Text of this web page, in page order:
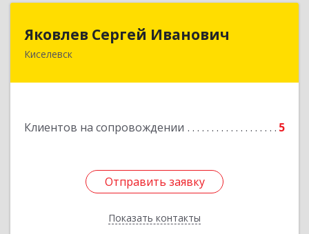
Яковлев Сергей Иванович
Киселевск
Клиентов на сопровождении 5
Отправить заявку
Показать контакты
Яковлев Сергей Иванович
650002, Кемеровская обл, г.Кемерово, пр-т
Отправить заявку
Назад